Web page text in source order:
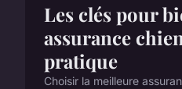
Les clés pour
assurance
pratique
Choisir la meilleure